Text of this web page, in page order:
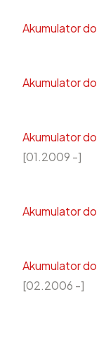
Akumulator do
Akumulator do
Akumulator do
[01.2009 -]
Akumulator do
Akumulator do
[02.2006 -]